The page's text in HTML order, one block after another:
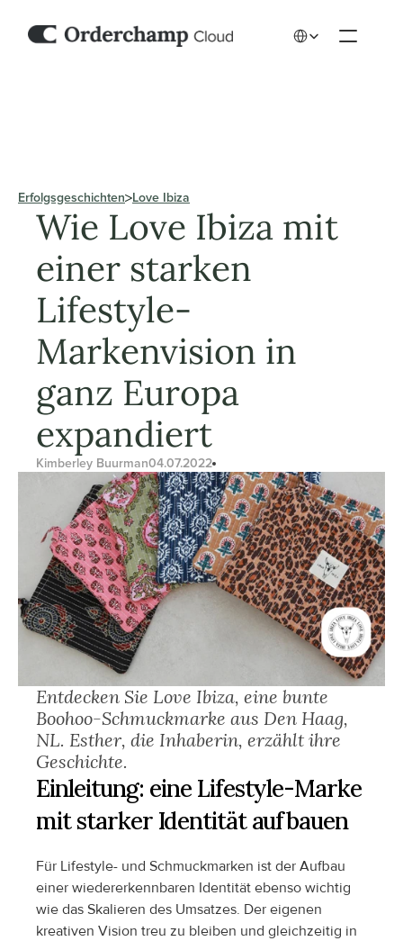
Erfolgsgeschichten Love Ibiza
Wie Love Ibiza mit
einer starken
Lifestyle-
Markenvision in
ganz Europa
expandiert
Kimberley Buurman04.07.2022
Entdecken Sie Love Ibiza, eine bunte
Boohoo-Schmuckmarke aus Den Haag,
NL. Esther, die Inhaberin, erzählt ihre
Geschichte.
Einleitung: eine Lifestyle-Marke
mit starker Identität aufbauen
Für Lifestyle- und Schmuckmarken ist der Aufbau
einer wiedererkennbaren Identität ebenso wichtig
wie das Skalieren des Umsatzes. Der eigenen
kreativen Vision treu zu bleiben und gleichzeitig in